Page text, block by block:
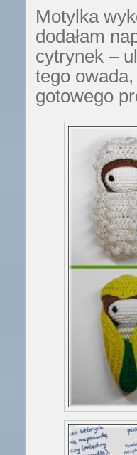
Motylka
dodałam
cytrynek –
tego
gotowego